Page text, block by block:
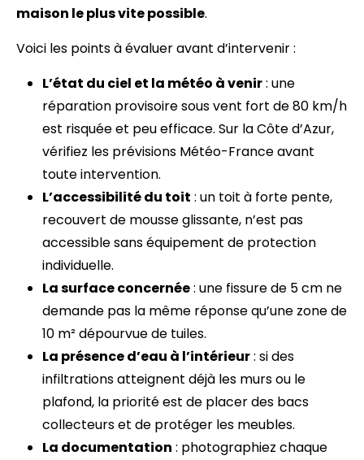
maison le plus vite possible.
Voici les points à évaluer avant d’intervenir :
L’état du ciel et la météo à venir: une
réparation provisoire sous vent fort de 80 km/h
est risquée et peu efficace. Sur la Côte d’Azur,
vérifiez les prévisions Météo-France avant
toute intervention.
L’accessibilité du toit : un toit à forte pente,
recouvert de mousse glissante, n’est pas
accessible sans équipement de protection
individuelle.
La surface concernée: une fissure de 5 cm ne
demande pas la même réponse qu’une zone de
10 m² dépourvue de tuiles.
La présence d’eau à l’intérieur: si des
infiltrations atteignent déjà les murs ou le
plafond, la priorité est de placer des bacs
collecteurs et de protéger les meubles.
La documentation : photographiez chaque